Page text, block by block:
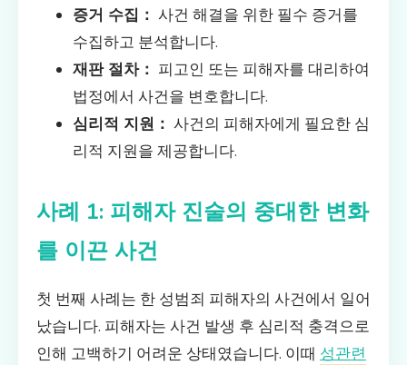
증거 수집： 사건 해결을 위한 필수 증거를
수집하고 분석합니다.
재판 절차： 피고인 또는 피해자를 대리하여
법정에서 사건을 변호합니다.
심리적 지원： 사건의 피해자에게 필요한 심
리적 지원을 제공합니다.
사례 1: 피해자 진술의 중대한 변화
를 이끈 사건
첫 번째 사례는 한 성범죄 피해자의 사건에서 일어
났습니다. 피해자는 사건 발생 후 심리적 충격으로
인해 고백하기 어려운 상태였습니다. 이때 성관련